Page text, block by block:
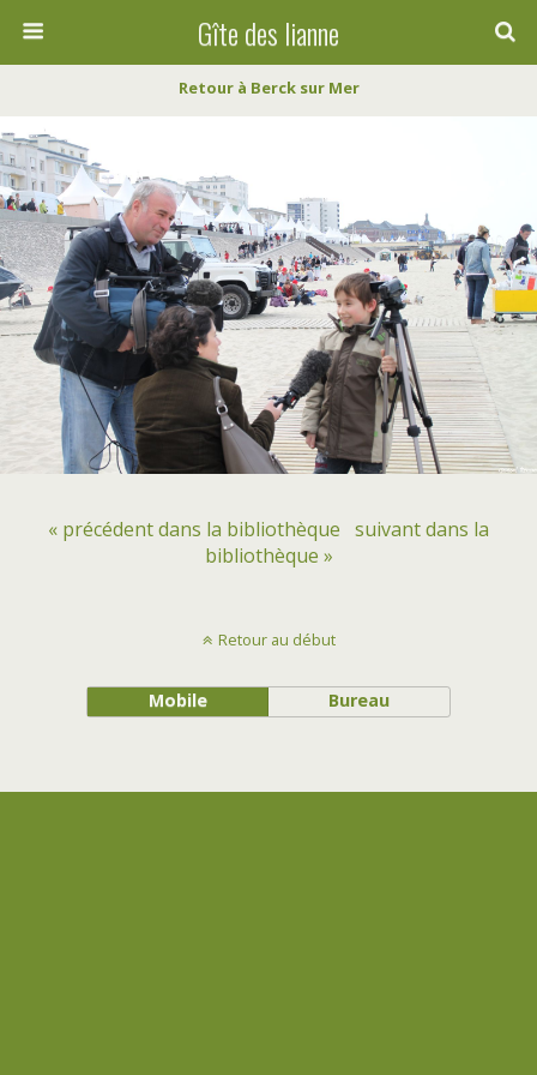
Gîte des lianne
Retour à Berck sur Mer
« précédent dans la bibliothèque suivant dans la
bibliothèque »
Retour au début
Mobile Bureau